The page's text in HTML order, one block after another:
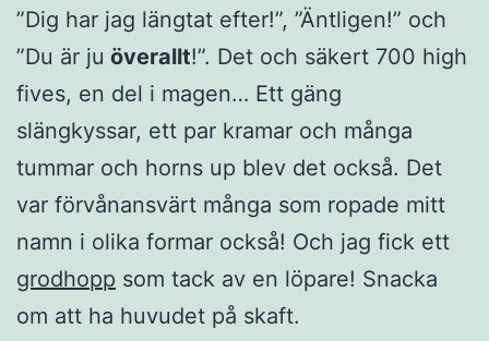
”Dig har jag längtat efter!”, ”Äntligen!” och
”Du är ju överallt!”. Det och säkert 700 high
fives, en del i magen… Ett gäng
slängkyssar, ett par kramar och många
tummar och horns up blev det också. Det
var förvånansvärt många som ropade mitt
namn i olika formar också! Och jag fick ett
grodhopp som tack av en löpare! Snacka
om att ha huvudet på skaft.